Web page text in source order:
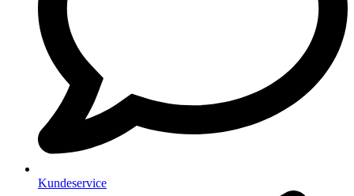
Kundeservice